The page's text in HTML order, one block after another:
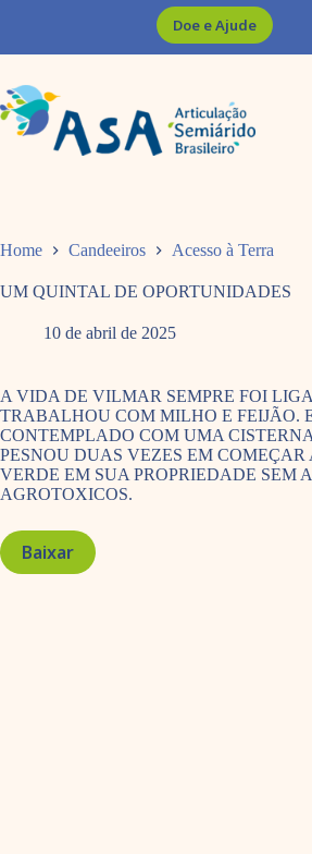
Doe e Ajude
Home Candeeiros Acesso à Terra
UM QUINTAL DE OPORTUNIDADES
10 de abril de 2025
A VIDA DE VILMAR SEMPRE FOI
TRABALHOU COM MILHO E FEIJÃO.
CONTEMPLADO COM UMA
PESNOU DUAS VEZES EM
VERDE EM SUA PROPRIEDADE SEM
AGROTOXICOS.
Baixar